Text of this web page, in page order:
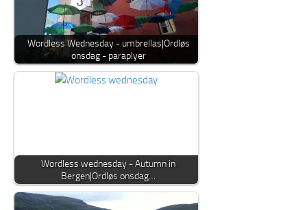
Wordless Wednesday - umbrellas|Ordløs
onsdag - paraplyer
Wordless wednesday - Autumn in
Bergen|Ordløs onsdag…